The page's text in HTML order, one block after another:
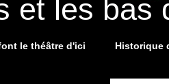
et les bas
le théâtre d'ici Historique